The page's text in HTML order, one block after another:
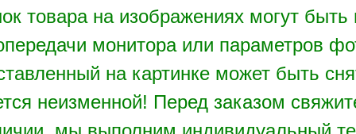
товара на изображениях могут
монитора или параметров
на картинке может быть
неизменной! Перед заказом